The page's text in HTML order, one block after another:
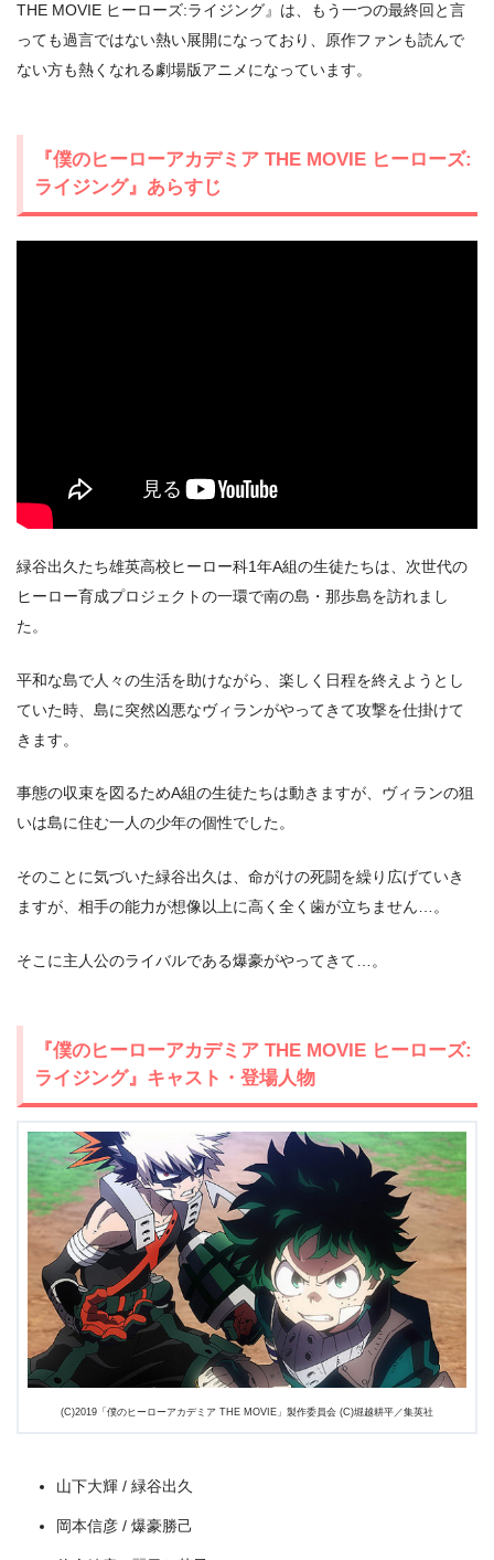
出典:U-NEXT
＼＼31日間無料!!お試し解約もOK／／
出典:U-NEXT
THE MOVIE ヒーローズ:ライジング』は、もう一つの最終回と言
っても過言ではない熱い展開になっており、原作ファンも読んで
ない方も熱くなれる劇場版アニメになっています。
『僕のヒーローアカデミア THE MOVIE ヒーローズ:
ライジング』あらすじ
緑谷出久たち雄英高校ヒーロー科1年A組の生徒たちは、次世代の
ヒーロー育成プロジェクトの一環で南の島・那歩島を訪れまし
た。
平和な島で人々の生活を助けながら、楽しく日程を終えようとし
ていた時、島に突然凶悪なヴィランがやってきて攻撃を仕掛けて
きます。
事態の収束を図るためA組の生徒たちは動きますが、ヴィランの狙
いは島に住む一人の少年の個性でした。
そのことに気づいた緑谷出久は、命がけの死闘を繰り広げていき
ますが、相手の能力が想像以上に高く全く歯が立ちません…。
そこに主人公のライバルである爆豪がやってきて…。
『僕のヒーローアカデミア THE MOVIE ヒーローズ:
ライジング』キャスト・登場人物
(C)2019「僕のヒーローアカデミア THE MOVIE」製作委員会 (C)堀越耕平／集英社
山下大輝 / 緑谷出久
岡本信彦 / 爆豪勝己